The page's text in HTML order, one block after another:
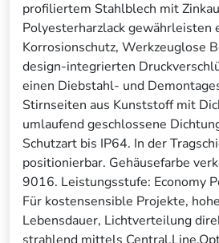
profiliertem Stahlblech mit
Polyesterharzlack gewährleisten
Korrosionschutz, Werkzeuglose
design-integrierten
einen Diebstahl- und
Stirnseiten aus Kunststoff mit
umlaufend geschlossene
Schutzart bis IP64. In der
positionierbar. Gehäusefarbe
9016. Leistungsstufe: Economy
Für kostensensible Projekte,
Lebensdauer, Lichtverteilung